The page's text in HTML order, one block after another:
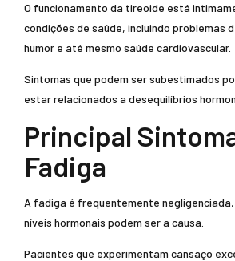
O funcionamento da tireoide está
condições de saúde, incluindo problemas
humor e até mesmo saúde cardiovascular.
Sintomas que podem ser subestimados
estar relacionados a desequilíbrios
Principal
Fadiga
A fadiga é frequentemente
níveis hormonais podem ser a causa.
Pacientes que experimentam cansaço